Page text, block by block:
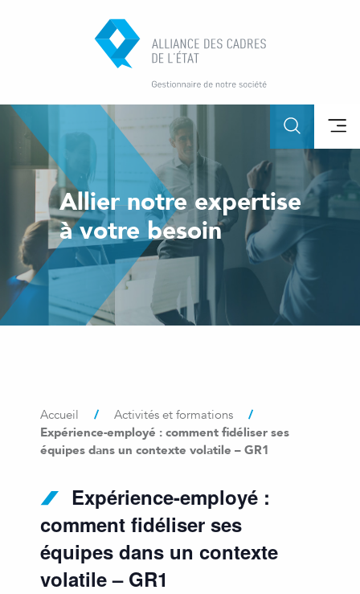
Allier notre expertise
à votre besoin
Accueil / Activités et formations
/
Expérience-employé : comment fidéliser ses
équipes dans un contexte volatile – GR1
Expérience-employé :
comment fidéliser ses
équipes dans un contexte
volatile – GR1